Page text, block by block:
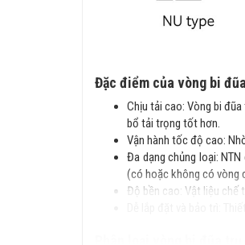
Đặc điểm của vòng bi
Chịu tải cao: Vòng bi
bổ tải trọng tốt hơn.
Vận hành tốc độ cao:
Đa dạng chủng loại:
(có hoặc không có vòng
Độ bền cao: Vật liệu chế
Dễ lắp đặt và bảo trì: